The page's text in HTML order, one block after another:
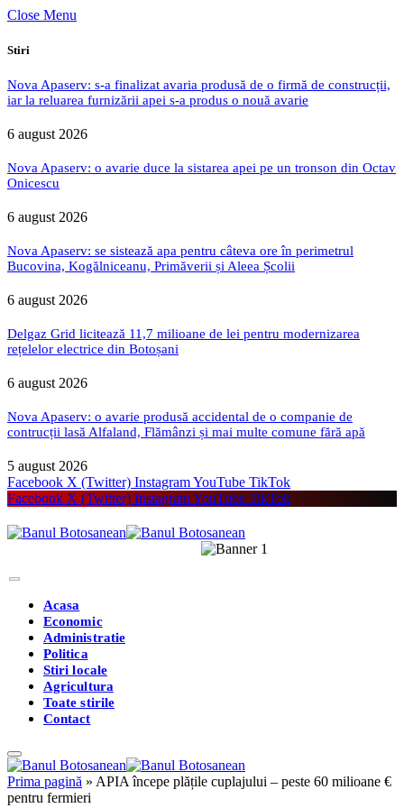
Close Menu
Stiri
Nova Apaserv: s-a finalizat avaria produsă de o firmă de construcții,
iar la reluarea furnizării apei s-a produs o nouă avarie
6 august 2026
Nova Apaserv: o avarie duce la sistarea apei pe un tronson din Octav
Onicescu
6 august 2026
Nova Apaserv: se sistează apa pentru câteva ore în perimetrul
Bucovina, Kogălniceanu, Primăverii și Aleea Școlii
6 august 2026
Delgaz Grid licitează 11,7 milioane de lei pentru modernizarea
rețelelor electrice din Botoșani
6 august 2026
Nova Apaserv: o avarie produsă accidental de o companie de
contrucții lasă Alfaland, Flămânzi și mai multe comune fără apă
5 august 2026
Facebook X (Twitter) InstagramYouTube TikTok
Facebook X (Twitter) InstagramYouTube TikTok
Acasa
Economic
Administratie
Politica
Stiri locale
Agricultura
Toate stirile
Contact
Prima pagină » APIA începe plățile cuplajului – peste 60 milioane €
pentru fermieri